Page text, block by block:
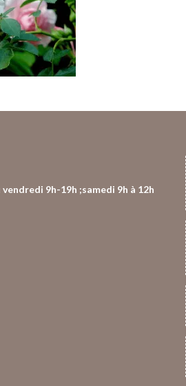
9h-19h ;samedi 9h à 12h